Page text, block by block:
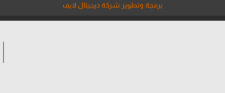
برمجة وتطوير شركة ديجيتال لايف